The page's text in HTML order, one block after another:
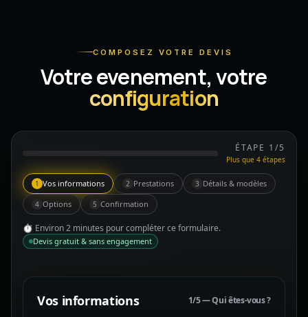
COMPOSEZ VOTRE DEVIS
Votre evenement, votre
configuration
ÉTAPE 1/5
Plus que 4 étapes
1 Vos informations 2 Prestations 3 Détails & modèles
4 Options 5 Confirmation
⏱ Environ 2 minutes pour compléter ce formulaire.
Devis gratuit & sans engagement
Vos informations 1/5 — Qui êtes-vous ?